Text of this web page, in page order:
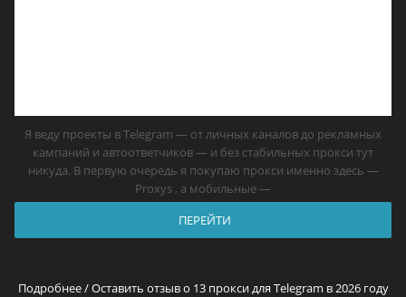
Я веду проекты в Telegram — от личных каналов до рекламных
кампаний и автоответчиков — и без стабильных прокси тут
никуда. В первую очередь я покупаю прокси именно здесь —
Proxys , а мобильные —
ПЕРЕЙТИ
Подробнее / Оставить отзыв о 13 прокси для Telegram в 2026 году